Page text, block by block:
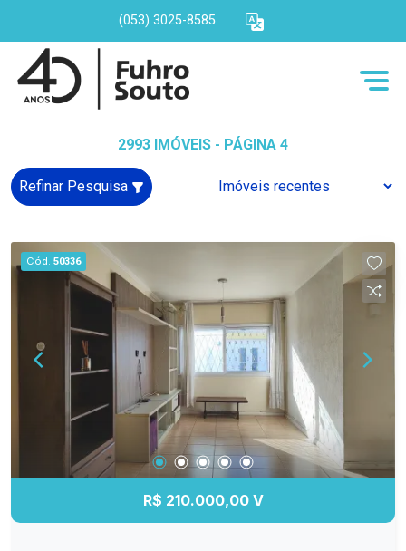
(053) 3025-8585
2993 IMÓVEIS - PÁGINA 4
Refinar Pesquisa
Cód. 50336
R$ 210.000,00 V